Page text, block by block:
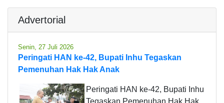
Advertorial
Senin, 27 Juli 2026
Peringati HAN ke-42, Bupati Inhu Tegaskan
Pemenuhan Hak Hak Anak
Peringati HAN ke-42, Bupati Inhu